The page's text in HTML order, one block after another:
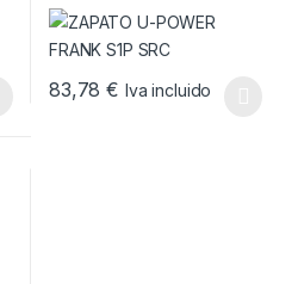
83,78€ Iva incluido